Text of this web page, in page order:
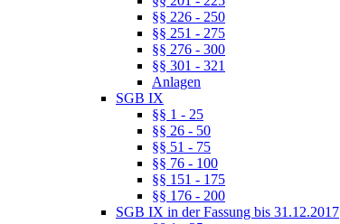
§§ 226 - 250
§§ 251 - 275
§§ 276 - 300
§§ 301 - 321
Anlagen
SGB IX
§§ 1 - 25
§§ 26 - 50
§§ 51 - 75
§§ 76 - 100
§§ 151 - 175
§§ 176 - 200
SGB IX in der Fassung bis 31.12.2017